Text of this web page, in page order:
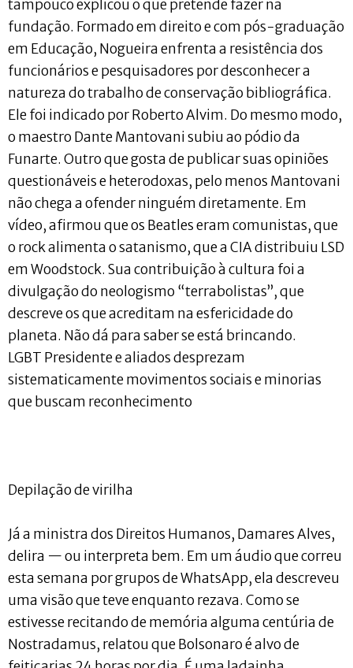
tampouco explicou o que pretende fazer na
fundação. Formado em direito e com pós-graduação
em Educação, Nogueira enfrenta a resistência dos
funcionários e pesquisadores por desconhecer a
natureza do trabalho de conservação bibliográfica.
Ele foi indicado por Roberto Alvim. Do mesmo modo,
o maestro Dante Mantovani subiu ao pódio da
Funarte. Outro que gosta de publicar suas opiniões
questionáveis e heterodoxas, pelo menos Mantovani
não chega a ofender ninguém diretamente. Em
vídeo, afirmou que os Beatles eram comunistas, que
o rock alimenta o satanismo, que a CIA distribuiu LSD
em Woodstock. Sua contribuição à cultura foi a
divulgação do neologismo “terrabolistas”, que
descreve os que acreditam na esfericidade do
planeta. Não dá para saber se está brincando.
LGBT Presidente e aliados desprezam
sistematicamente movimentos sociais e minorias
que buscam reconhecimento
Depilação de virilha
Já a ministra dos Direitos Humanos, Damares Alves,
delira — ou interpreta bem. Em um áudio que correu
esta semana por grupos de WhatsApp, ela descreveu
uma visão que teve enquanto rezava. Como se
estivesse recitando de memória alguma centúria de
Nostradamus, relatou que Bolsonaro é alvo de